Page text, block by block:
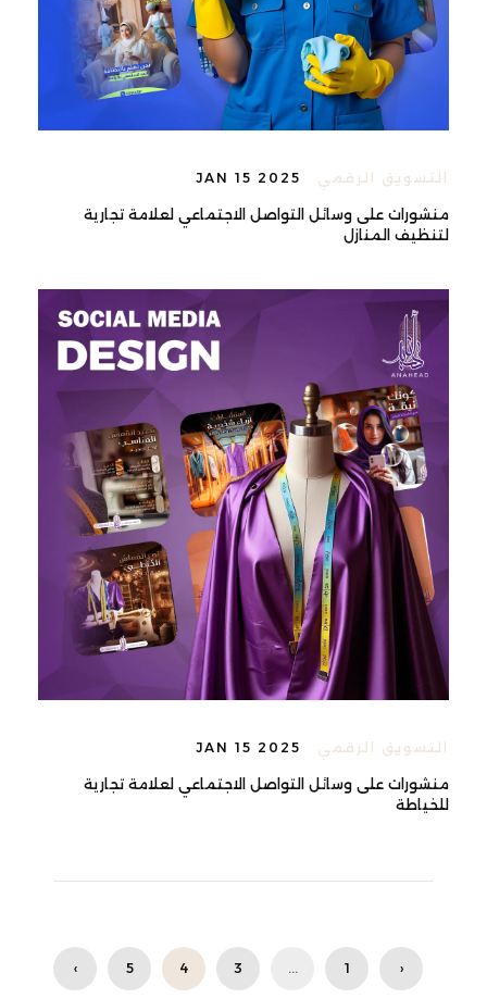
التسويق الرقمي JAN 15 2025
منشورات على وسائل التواصل الاجتماعي لعلامة تجارية
لتنظيف المنازل
التسويق الرقمي JAN 15 2025
منشورات على وسائل التواصل الاجتماعي لعلامة تجارية
للخياطة
‹
1
...
3
4
5
›